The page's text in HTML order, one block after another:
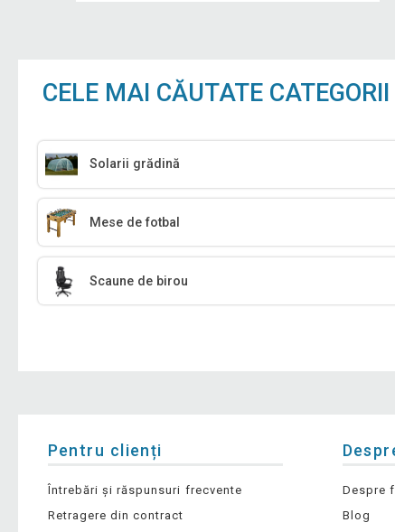
CELE MAI CĂUTATE CATEGORII
Solarii grădină
Mese de fotbal
Scaune de birou
Pentru clienți
Întrebări și răspunsuri frecvente
Retragere din contract
Despre
Blog